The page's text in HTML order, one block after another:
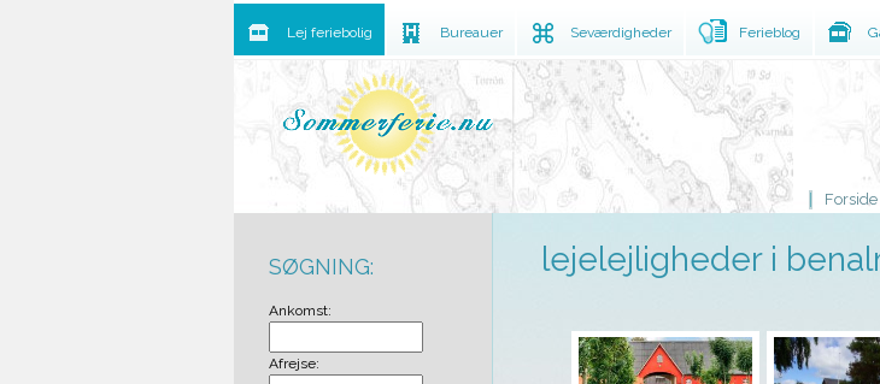
Forside
lejelejligheder i
SØGNING:
Ankomst:
Afrejse:
Lej feriebolig Bureauer Seværdigheder Ferieblog